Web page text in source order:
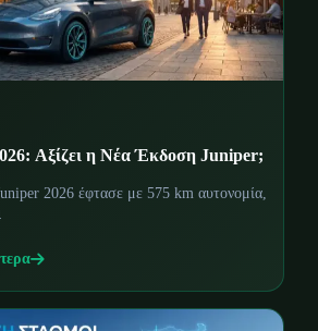
Αξίζει η Νέα Έκδοση Juniper;
2026 έφτασε με 575 km αυτονομία,